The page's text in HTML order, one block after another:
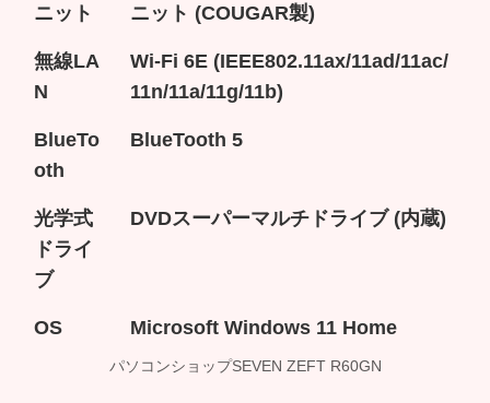
ニット
ニット (COUGAR製)
無線LA
N
Wi-Fi 6E (IEEE802.11ax/11ad/11ac/
11n/11a/11g/11b)
BlueTo
oth
BlueTooth 5
光学式
ドライ
ブ
DVDスーパーマルチドライブ (内蔵)
OS Microsoft Windows 11 Home
パソコンショップSEVEN ZEFT R60GN